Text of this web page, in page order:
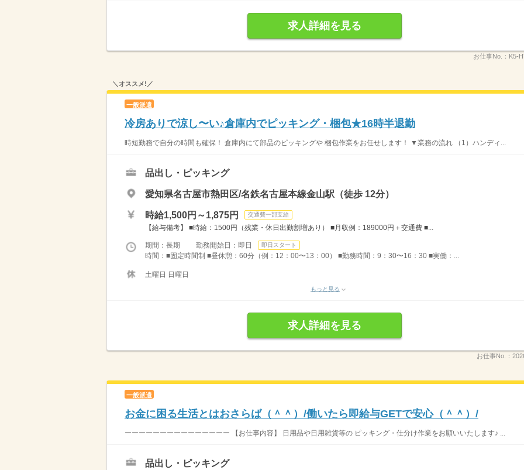
求人詳細を見る
お仕事No.： K5-
＼オススメ!／
一般派遣
冷房ありで涼し〜い♪倉庫内でピッキング・梱包★16時半退勤
時短勤務で自分の時間も確保！ 倉庫内にて部品のピッキングや 梱包作業をお任せします！ ▼業務の流れ （1）ハンディ...
品出し・ピッキング
愛知県名古屋市熱田区/名鉄名古屋本線金山駅（徒歩 12分）
時給1,500円～1,875円 交通費一部支給
【給与備考】 ■時給：1500円（残業・休日出勤割増あり） ■月収例：189000円＋交通費 ■...
期間：長期 勤務開始日：即日 即日スタート
時間：■固定時間制 ■昼休憩：60分（例：12：00〜13：00） ■勤務時間：9：30〜16：30 ■実働：...
土曜日 日曜日
もっと見る
求人詳細を見る
お仕事No.：
一般派遣
お金に困る生活とはおさらば（＾＾）/働いたら即給与GETで安心（＾＾）/
ーーーーーーーーーーーーーーー 【お仕事内容】 日用品や日用雑貨等の ピッキング・仕分け作業をお願いいたします♪ ...
品出し・ピッキング